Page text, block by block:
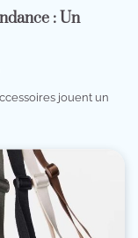
: Un
jouent un